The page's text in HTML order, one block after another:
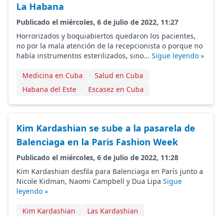
La Habana
Publicado el miércoles, 6 de julio de 2022, 11:27
Horrorizados y boquiabiertos quedaron los pacientes,
no por la mala atención de la recepcionista o porque no
había instrumentos esterilizados, sino... Sigue leyendo »
Medicina en Cuba
Salud en Cuba
Habana del Este
Escasez en Cuba
Kim Kardashian se sube a la pasarela de
Balenciaga en la Paris Fashion Week
Publicado el miércoles, 6 de julio de 2022, 11:28
Kim Kardashian desfila para Balenciaga en París junto a
Nicole Kidman, Naomi Campbell y Dua Lipa Sigue
leyendo »
Kim Kardashian
Las Kardashian